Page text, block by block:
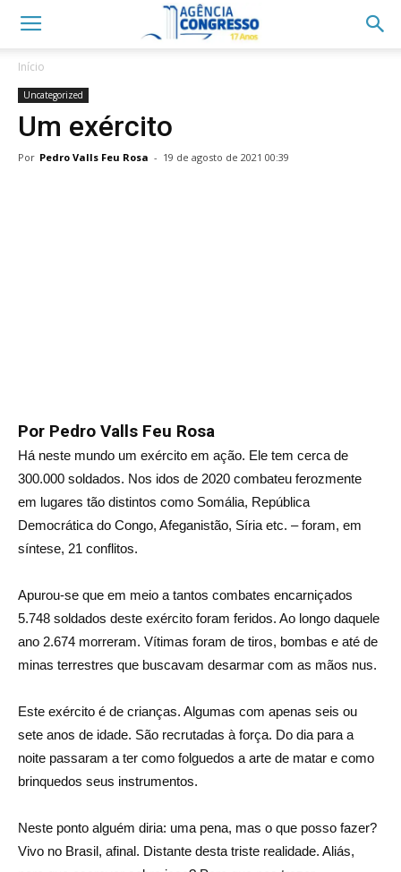
Início
Uncategorized
Um exército
Por Pedro Valls Feu Rosa - 19 de agosto de 2021 00:39
Por Pedro Valls Feu Rosa
Há neste mundo um exército em ação. Ele tem cerca de
300.000 soldados. Nos idos de 2020 combateu ferozmente
em lugares tão distintos como Somália, República
Democrática do Congo, Afeganistão, Síria etc. – foram, em
síntese, 21 conflitos.
Apurou-se que em meio a tantos combates encarniçados
5.748 soldados deste exército foram feridos. Ao longo daquele
ano 2.674 morreram. Vítimas foram de tiros, bombas e até de
minas terrestres que buscavam desarmar com as mãos nus.
Este exército é de crianças. Algumas com apenas seis ou
sete anos de idade. São recrutadas à força. Do dia para a
noite passaram a ter como folguedos a arte de matar e como
brinquedos seus instrumentos.
Neste ponto alguém diria: uma pena, mas o que posso fazer?
Vivo no Brasil, afinal. Distante desta triste realidade. Aliás,